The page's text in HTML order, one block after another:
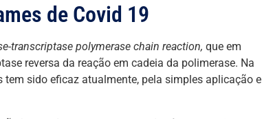
de Covid 19
transcriptase polymerase chain reaction,que em
reversa da reação em cadeia da polimerase. Na
tem sido eficaz atualmente, pela simples aplicação e